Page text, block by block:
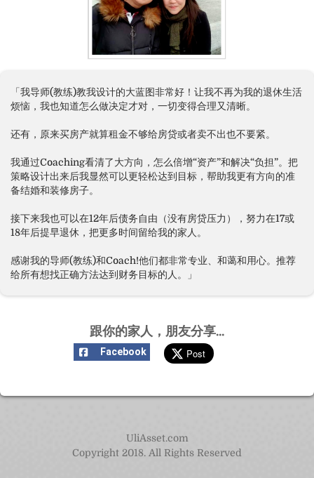
「我导师(教练)教我设计的大蓝图非常好！让我不再为我的退休生活
烦恼，我也知道怎么做决定才对，一切变得合理又清晰。
还有，原来买房产就算租金不够给房贷或者卖不出也不要紧。
我通过Coaching看清了大方向，怎么倍增“资产”和解决“负担”。把
策略设计出来后我显然可以更轻松达到目标，帮助我更有方向的准
备结婚和装修房子。
接下来我也可以在12年后债务自由（没有房贷压力），努力在17或
18年后提早退休，把更多时间留给我的家人。
感谢我的导师(教练)和Coach!他们都非常专业、和蔼和用心。推荐
给所有想找正确方法达到财务目标的人。」
跟你的家人，朋友分享...
Facebook Post
UliAsset.com
Copyright 2018. All Rights Reserved